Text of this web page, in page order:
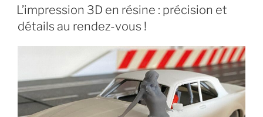
Crossing
LE
L’impression 3D en résine : précision et
détails au rendez-vous !